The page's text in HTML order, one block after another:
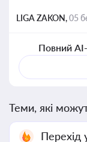
LIGA ZAKON,05
Повний
Теми, які
Перехід